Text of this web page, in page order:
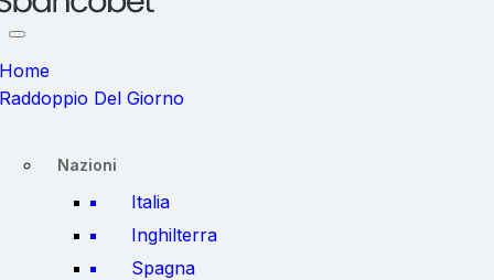
Home
Raddoppio Del Giorno
Nazioni
Italia
Inghilterra
Spagna